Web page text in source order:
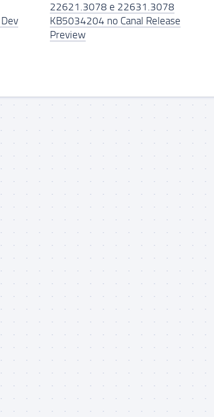
22621.3078 e 22631.3078
KB5034204 no Canal Release
Preview